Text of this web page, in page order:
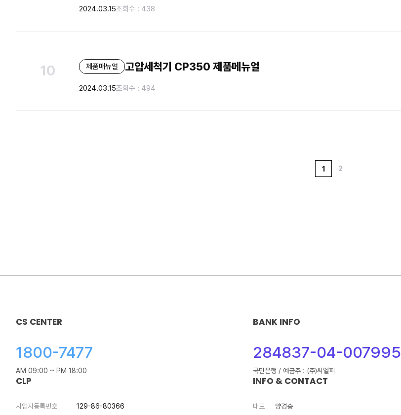
2024.03.15조회수 : 438
10 제품매뉴얼 고압세척기 CP350 제품메뉴얼
2024.03.15조회수 : 494
1 2
CS CENTER
1800-7477
AM 09:00 ~ PM 18:00
BANK INFO
284837-04-007995
국민은행 / 예금주 : (주)씨엘피
CLP
사업자등록번호
129-86-80366
INFO & CONTACT
대표
양경승